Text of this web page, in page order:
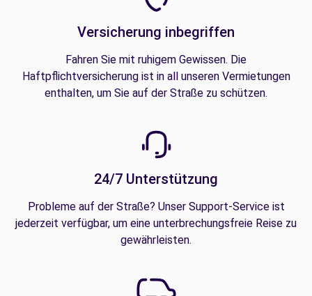
Versicherung inbegriffen
Fahren Sie mit ruhigem Gewissen. Die
Haftpflichtversicherung ist in all unseren Vermietungen
enthalten, um Sie auf der Straße zu schützen.
24/7 Unterstützung
Probleme auf der Straße? Unser Support-Service ist
jederzeit verfügbar, um eine unterbrechungsfreie Reise zu
gewährleisten.